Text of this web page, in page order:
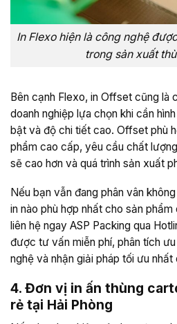
In Flexo hiện là công nghệ
trong sản xuất
Bên cạnh Flexo, in Offset cũng là
doanh nghiệp lựa chọn khi cần
bật và độ chi tiết cao. Offset phù
phẩm cao cấp, yêu cầu chất
sẽ cao hơn và quá trình sản xuất
Nếu bạn vẫn đang phân vân
in nào phù hợp nhất cho sản
liên hệ ngay ASP Packing qua
được tư vấn miễn phí, phân tích
nghệ và nhận giải pháp tối ưu nhất
4. Đơn vị in ấn thùng
rẻ tại Hải Phòng